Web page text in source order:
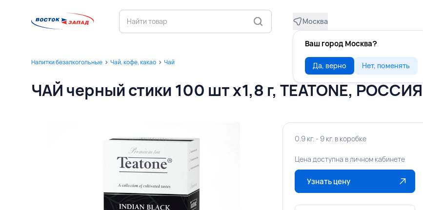
Москва
Ваш город Москва?
Да, верно Нет, поменять
Напитки безалкогольные Чай, кофе, какао Чай
ЧАЙ черный стики 100 шт х1,8 г, TEATONE, РОССИЯ
0.9 кг. - 9 кг. в коробке
Цена доступна в личном кабинете
Узнать цену